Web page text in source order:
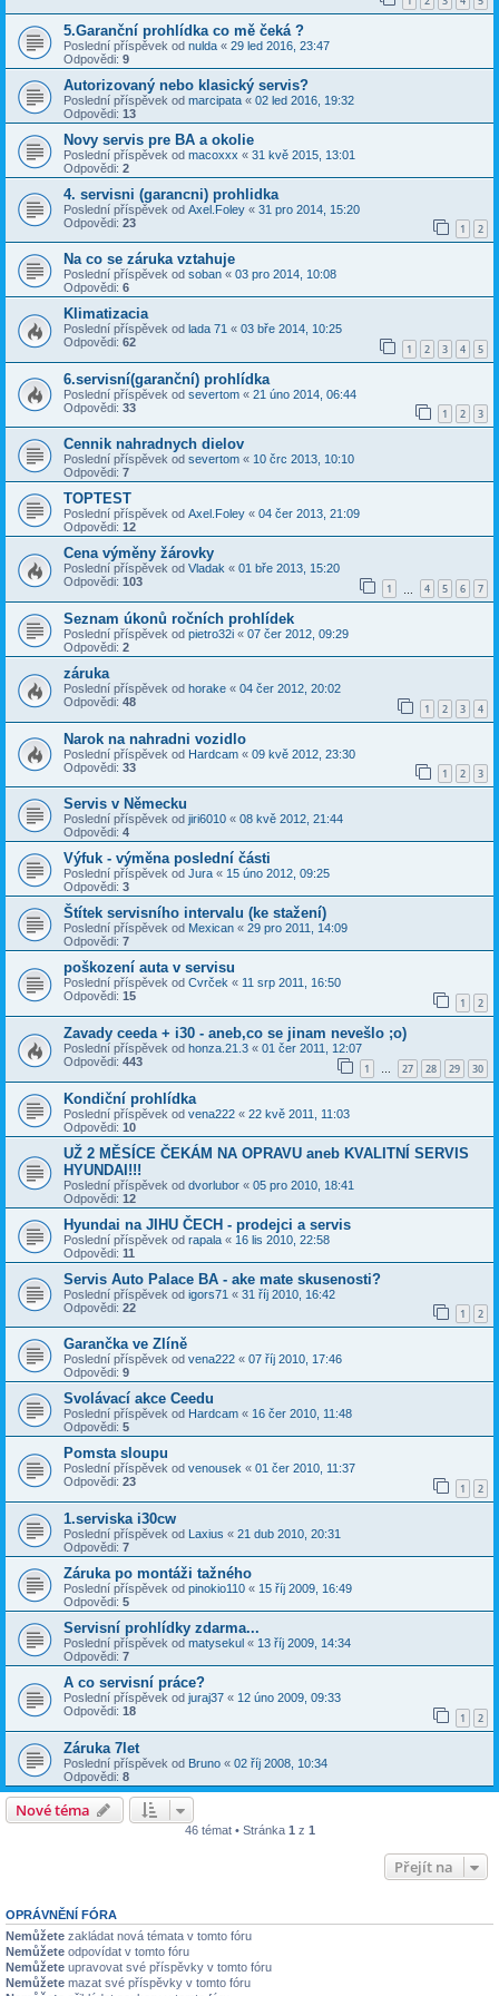
5.Garanční prohlídka co mě čeká ?
Poslední příspěvek od nulda « 29 led 2016, 23:47
Odpovědi: 9
Autorizovaný nebo klasický servis?
Poslední příspěvek od marcipata « 02 led 2016, 19:32
Odpovědi: 13
Novy servis pre BA a okolie
Poslední příspěvek od macoxxx « 31 kvě 2015, 13:01
Odpovědi: 2
4. servisni (garancni) prohlidka
Poslední příspěvek od Axel.Foley « 31 pro 2014, 15:20
Odpovědi: 23 1 2
Na co se záruka vztahuje
Poslední příspěvek od soban « 03 pro 2014, 10:08
Odpovědi: 6
Klimatizacia
Poslední příspěvek od lada 71 « 03 bře 2014, 10:25
Odpovědi: 62 1 2 3 4 5
6.servisní(garanční) prohlídka
Poslední příspěvek od severtom « 21 úno 2014, 06:44
Odpovědi: 33 1 2 3
Cennik nahradnych dielov
Poslední příspěvek od severtom « 10 črc 2013, 10:10
Odpovědi: 7
TOPTEST
Poslední příspěvek od Axel.Foley « 04 čer 2013, 21:09
Odpovědi: 12
Cena výměny žárovky
Poslední příspěvek od Vladak « 01 bře 2013, 15:20
Odpovědi: 103 1 4 5 6 7
Seznam úkonů ročních prohlídek
Poslední příspěvek od pietro32i « 07 čer 2012, 09:29
Odpovědi: 2
záruka
Poslední příspěvek od horake « 04 čer 2012, 20:02
Odpovědi: 48 1 2 3 4
Narok na nahradni vozidlo
Poslední příspěvek od Hardcam « 09 kvě 2012, 23:30
Odpovědi: 33 1 2 3
Servis v Německu
Poslední příspěvek od jiri6010 « 08 kvě 2012, 21:44
Odpovědi: 4
Výfuk - výměna poslední části
Poslední příspěvek od Jura « 15 úno 2012, 09:25
Odpovědi: 3
Štítek servisního intervalu (ke stažení)
Poslední příspěvek od Mexican « 29 pro 2011, 14:09
Odpovědi: 7
poškození auta v servisu
Poslední příspěvek od Cvrček « 11 srp 2011, 16:50
Odpovědi: 15 1 2
Zavady ceeda + i30 - aneb,co se jinam nevešlo ;o)
Poslední příspěvek od honza.21.3 « 01 čer 2011, 12:07
Odpovědi: 443 1 … 27 28 29 30
Kondiční prohlídka
Poslední příspěvek od vena222 « 22 kvě 2011, 11:03
Odpovědi: 10
UŽ 2 MĚSÍCE ČEKÁM NA OPRAVU aneb KVALITNÍ SERVIS
HYUNDAI!!!
Poslední příspěvek od dvorlubor « 05 pro 2010, 18:41
Odpovědi: 12
Hyundai na JIHU ČECH - prodejci a servis
Poslední příspěvek od rapala « 16 lis 2010, 22:58
Odpovědi: 11
Servis Auto Palace BA - ake mate skusenosti?
Poslední příspěvek od igors71 « 31 říj 2010, 16:42
Odpovědi: 22 1 2
Garančka ve Zlíně
Poslední příspěvek od vena222 « 07 říj 2010, 17:46
Odpovědi: 9
Svolávací akce Ceedu
Poslední příspěvek od Hardcam « 16 čer 2010, 11:48
Odpovědi: 5
Pomsta sloupu
Poslední příspěvek od venousek « 01 čer 2010, 11:37
Odpovědi: 23 1 2
1.serviska i30cw
Poslední příspěvek od Laxius « 21 dub 2010, 20:31
Odpovědi: 7
Záruka po montáži tažného
Poslední příspěvek od pinokio110 « 15 říj 2009, 16:49
Odpovědi: 5
Servisní prohlídky zdarma...
Poslední příspěvek od matysekul « 13 říj 2009, 14:34
Odpovědi: 7
A co servisní práce?
Poslední příspěvek od juraj37 « 12 úno 2009, 09:33
Odpovědi: 18 1 2
Záruka 7let
Poslední příspěvek od Bruno « 02 říj 2008, 10:34
Odpovědi: 8
Nové téma
46 témat • Stránka 1 z 1
Přejít na
OPRÁVNĚNÍ FÓRA
Nemůžete zakládat nová témata v tomto fóru
Nemůžete odpovídat v tomto fóru
Nemůžete upravovat své příspěvky v tomto fóru
Nemůžete mazat své příspěvky v tomto fóru